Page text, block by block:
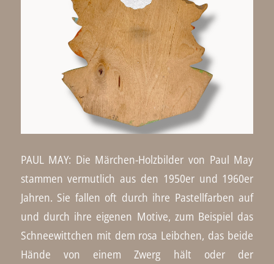
PAUL MAY: Die Märchen-Holzbilder von Paul May
stammen vermutlich aus den 1950er und 1960er
Jahren. Sie fallen oft durch ihre Pastellfarben auf
und durch ihre eigenen Motive, zum Beispiel das
Schneewittchen mit dem rosa Leibchen, das beide
Hände von einem Zwerg hält oder der